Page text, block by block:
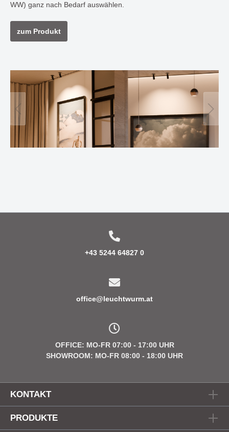
WW) ganz nach Bedarf auswählen.
zum Produkt
+43 5244 64827 0
office@leuchtwurm.at
OFFICE: MO-FR 07:00 - 17:00 UHR
SHOWROOM: MO-FR 08:00 - 18:00 UHR
KONTAKT
PRODUKTE